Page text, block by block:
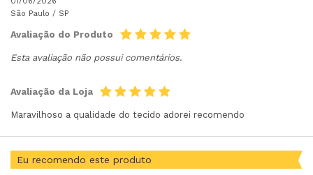
São Paulo / SP
Avaliação do Produto
Esta avaliação não possui comentários.
Avaliação da Loja
Maravilhoso a qualidade do tecido adorei recomendo
Eu recomendo este produto